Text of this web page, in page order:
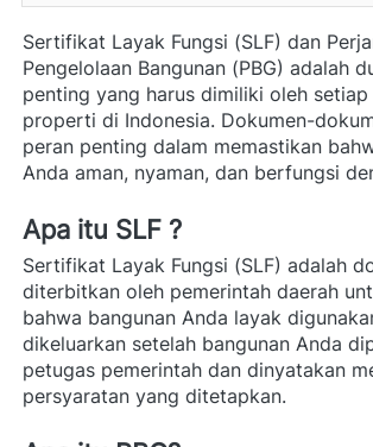
Sertifikat Layak Fungsi (SLF) dan
Pengelolaan Bangunan (PBG) adalah
penting yang harus dimiliki oleh
properti di Indonesia. Dokumen-
peran penting dalam memastikan
Anda aman, nyaman, dan berfungsi
Apa itu SLF ?
Sertifikat Layak Fungsi (SLF) adalah
diterbitkan oleh pemerintah daerah
bahwa bangunan Anda layak
dikeluarkan setelah bangunan Anda
petugas pemerintah dan dinyatakan
persyaratan yang ditetapkan.